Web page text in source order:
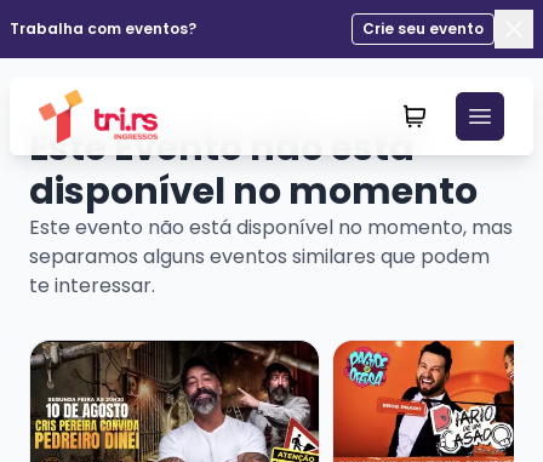
Trabalha com eventos?
Crie seu evento
Este Evento não está
disponível no momento
Este evento não está disponível no momento, mas
separamos alguns eventos similares que podem
te interessar.
Veja mais sobre CRIS PEREIRA - CONVIDA PEDREIRO
Veja mais sobre